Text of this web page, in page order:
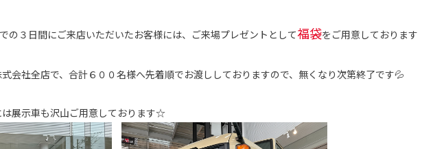
の３日間にご来店いただいたお客様には、ご来場プレゼントとして福袋をご用意しております
会社全店で、合計６００名様へ先着順でお渡ししておりますので、無くなり次第終了です💦
展示車も沢山ご用意しております☆